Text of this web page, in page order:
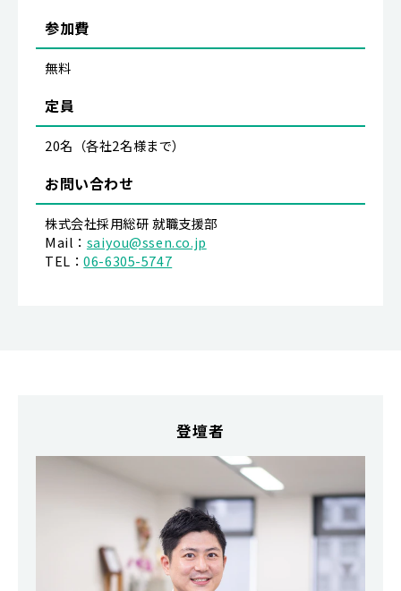
参加費
無料
定員
20名（各社2名様まで）
お問い合わせ
株式会社採用総研 就職支援部
Mail： saiyou@ssen.co.jp
TEL：06-6305-5747
登壇者